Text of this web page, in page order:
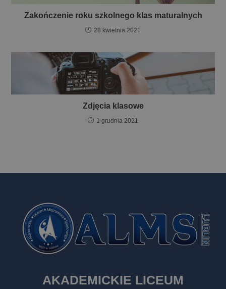
Zakończenie roku szkolnego klas maturalnych
28 kwietnia 2021
Zdjęcia klasowe
1 grudnia 2021
AKADEMICKIE LICEUM